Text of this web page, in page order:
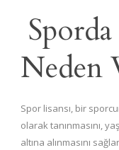
Neden
Spor lisansı, bir
olarak tanınmasını,
altına alınmasını